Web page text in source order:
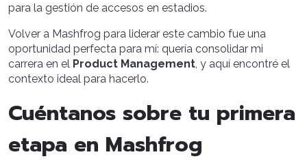
para la gestión de accesos en estadios.
Volver a Mashfrog para liderar este cambio fue una
oportunidad perfecta para mí: quería consolidar mi
carrera en el Product Management, y aquí encontré el
contexto ideal para hacerlo.
Cuéntanos sobre tu primera
etapa en Mashfrog